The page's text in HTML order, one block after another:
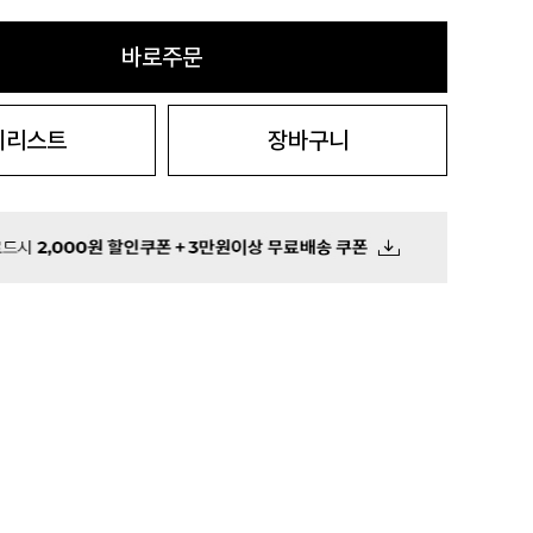
바로주문
리스트 장바구니